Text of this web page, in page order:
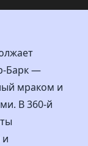
Барк —
мраком и
В 360-й